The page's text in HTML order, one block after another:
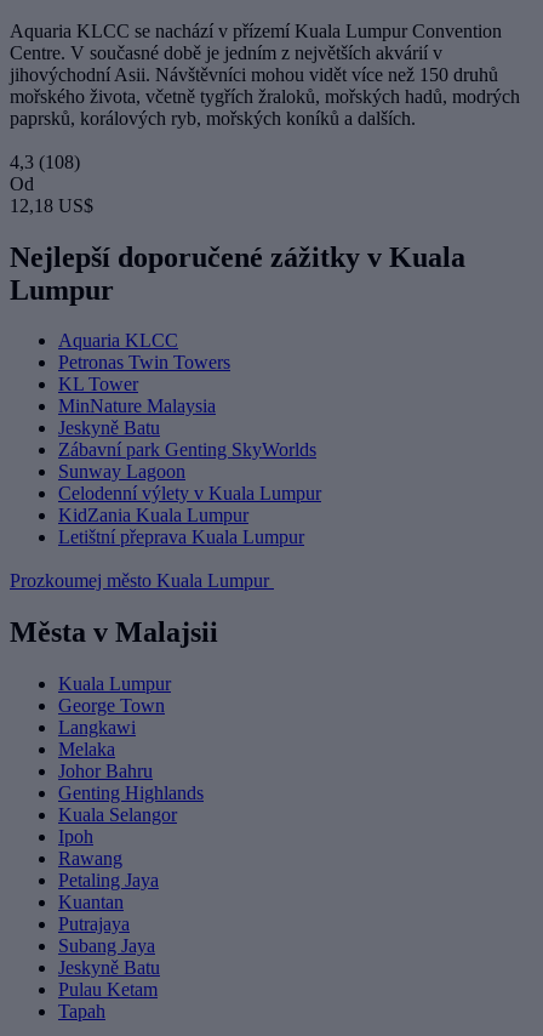
Aquaria KLCC se nachází v přízemí Kuala Lumpur Convention
Centre. V současné době je jedním z největších akvárií v
jihovýchodní Asii. Návštěvníci mohou vidět více než 150 druhů
mořského života, včetně tygřích žraloků, mořských hadů, modrých
paprsků, korálových ryb, mořských koníků a dalších.
4,3 (108)
Od
12,18 US$
Nejlepší doporučené zážitky v Kuala
Lumpur
Aquaria KLCC
Petronas Twin Towers
KL Tower
MinNature Malaysia
Jeskyně Batu
Zábavní park Genting SkyWorlds
Sunway Lagoon
Celodenní výlety v Kuala Lumpur
KidZania Kuala Lumpur
Letištní přeprava Kuala Lumpur
Prozkoumej město Kuala Lumpur
Města v Malajsii
Kuala Lumpur
George Town
Langkawi
Melaka
Johor Bahru
Genting Highlands
Kuala Selangor
Ipoh
Rawang
Petaling Jaya
Kuantan
Putrajaya
Subang Jaya
Jeskyně Batu
Pulau Ketam
Tapah